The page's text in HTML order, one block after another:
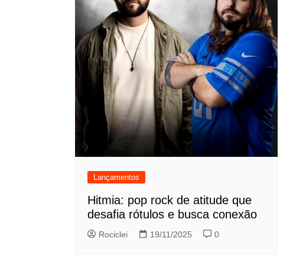
Lançamentos
Hitmia: pop rock de atitude que
desafia rótulos e busca conexão
Rociclei 19/11/2025 0